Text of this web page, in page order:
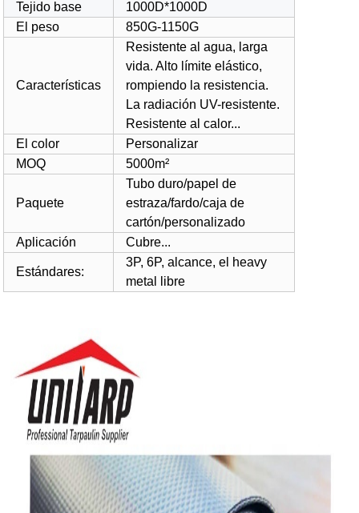
Tejido base
1000D*1000D
El peso
850G-1150G
Características
Resistente al agua, larga
vida. Alto límite elástico,
rompiendo la resistencia.
La radiación UV-resistente.
Resistente al calor...
El color
Personalizar
MOQ
5000m²
Paquete
Tubo duro/papel de
estraza/fardo/caja de
cartón/personalizado
Aplicación
Cubre...
Estándares:
3P, 6P, alcance, el heavy
metal libre